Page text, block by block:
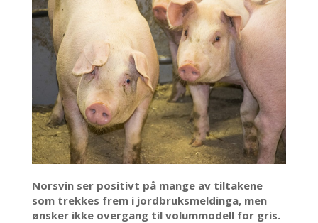
Norsvin ser positivt på mange av tiltakene
som trekkes frem i jordbruksmeldinga, men
ønsker ikke overgang til volummodell for gris.